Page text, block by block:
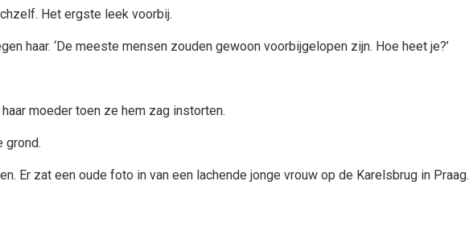
Het ergste leek voorbij.
haar. ‘De meeste mensen zouden gewoon voorbijgelopen zijn. Hoe heet je?’
moeder toen ze hem zag instorten.
grond.
Er zat een oude foto in van een lachende jonge vrouw op de Karelsbrug in Praag.